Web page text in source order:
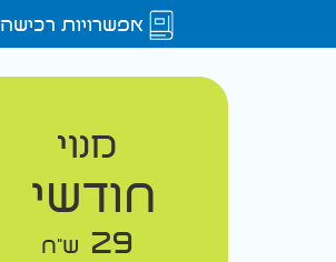
אפשרויות רכישה
מנוי
חודשי
29 ש"ח